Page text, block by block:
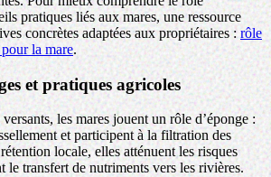
pratiques liés aux mares, une ressource
concrètes adaptées aux propriétaires : rôle
la mare.
et pratiques agricoles
les mares jouent un rôle d’éponge :
et participent à la filtration des
locale, elles atténuent les risques
le transfert de nutriments vers les rivières.